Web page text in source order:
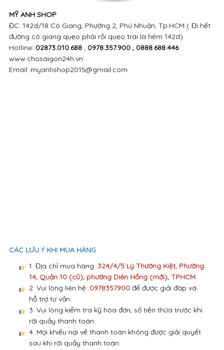
sau khi rời quầy thanh toán.
SẢN PHẨM LIÊN QUAN